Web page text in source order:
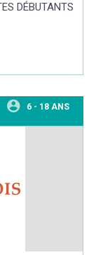
DÉBUTANTS
6 - 18 ANS